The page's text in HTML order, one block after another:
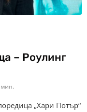
– Роулинг
„Хари Потър“